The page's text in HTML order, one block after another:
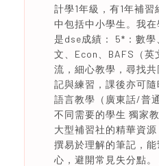
計學1年級，有1年補
中包括中小學生。我
是dse成績： 5*：數學
文、Econ、BAFS（
流，細心教學，尋找
記與練習，課後亦可
語言教學（廣東話/普
不同需要的學生 獨家
大型補習社的精華資
撰易於理解的筆記，
心，避開常見失分點